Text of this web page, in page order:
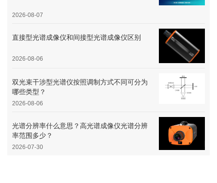
2026-08-07
直接型光谱成像仪和间接型光谱成像仪区别
2026-08-06
双光束干涉型光谱仪按照调制方式不同可分为
哪些类型？
2026-08-06
光谱分辨率什么意思？高光谱成像仪光谱分辨
率范围多少？
2026-07-30